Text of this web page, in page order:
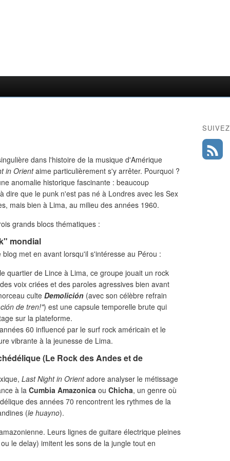
dans l'histoire de la musique d'Amérique
in Orientaime particulièrement s'y arrêter. Pourquoi ?
anomalie historique fascinante : beaucoup
dire que le punk n'est pas né à Londres avec les Sex
mais bien à Lima, au milieu des années 1960.
grands blocs thématiques :
mondial
met en avant lorsqu'il s'intéresse au Pérou :
quartier de Lince à Lima, ce groupe jouait un rock
voix criées et des paroles agressives bien avant
culte Demolición (avec son célèbre refrain
de tren!") est une capsule temporelle brute qui
sur la plateforme.
60 influencé par le surf rock américain et le
vibrante à la jeunesse de Lima.
(Le Rock des Andes et de
Last Night in Orientadore analyser le métissage
à la Cumbia Amazonica ou Chicha, un genre où
des années 70 rencontrent les rythmes de la
(le huayno).
Leurs lignes de guitare électrique pleines
le delay) imitent les sons de la jungle tout en